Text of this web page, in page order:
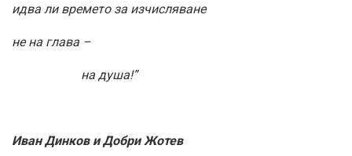
идва ли времето за изчисляване
не на глава –
на душа!”
Иван Динков и Добри Жотев